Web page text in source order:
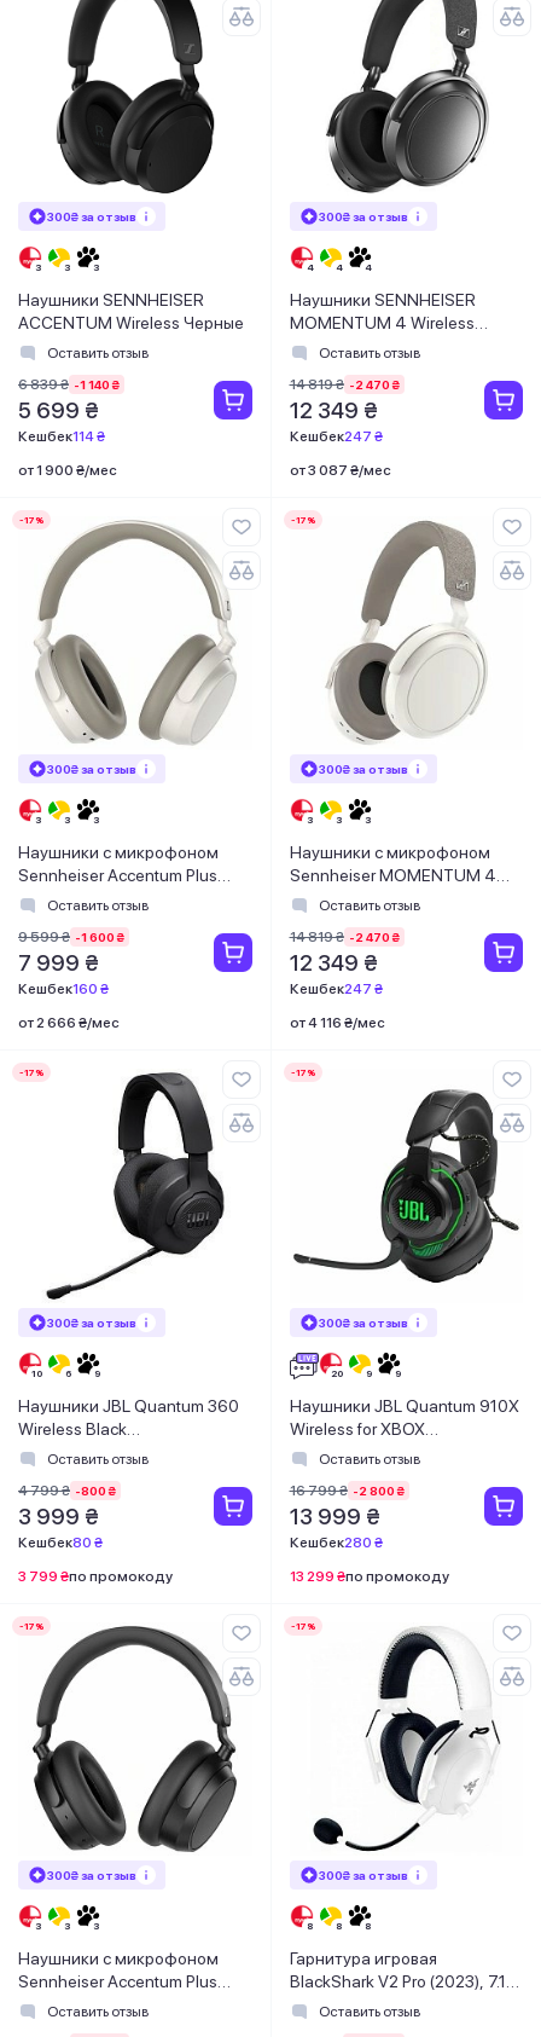
300₴ за отзыв
Наушники SENNHEISER
ACCENTUM Wireless Черные
Оставить отзыв
6 839 ₴ -1 140 ₴
5 699 ₴
Кешбек114 ₴
от 1 900 ₴/мес
300₴ за отзыв
Наушники SENNHEISER
MOMENTUM 4 Wireless
GraphiteОставить отзыв
14 819 ₴ -2 470 ₴
12 349 ₴
Кешбек247 ₴
от 3 087 ₴/мес
-17%
300₴ за отзыв
Наушники с микрофоном
Sennheiser Accentum Plus
Wireless White (700177)
Оставить отзыв
9 599 ₴ -1 600 ₴
7 999 ₴
Кешбек160 ₴
от 2 666 ₴/мес
-17%
300₴ за отзыв
Наушники с микрофоном
Sennheiser MOMENTUM 4
Wireless White (509267)
Оставить отзыв
14 819 ₴ -2 470 ₴
12 349 ₴
Кешбек247 ₴
от 4 116 ₴/мес
-17%
300₴ за отзыв
Наушники JBL Quantum 360
Wireless Black
(JBLQTUM360BLK)
Оставить отзыв
4 799 ₴ -800 ₴
3 999 ₴
Кешбек80 ₴
3 799 ₴по промокоду
-17%
300₴ за отзыв
Наушники JBL Quantum 910X
Wireless for XBOX
(JBLQ910XWLBLKGRN)
Оставить отзыв
16 799 ₴ -2 800 ₴
13 999 ₴
Кешбек280 ₴
13 299 ₴по промокоду
-17%
300₴ за отзыв
Наушники с микрофоном
Sennheiser Accentum Plus
Wireless Black (700176)
Оставить отзыв
-17%
300₴ за отзыв
Гарнитура игровая
BlackShark V2 Pro (2023), 7.1,
WL/BT, белый
Оставить отзыв